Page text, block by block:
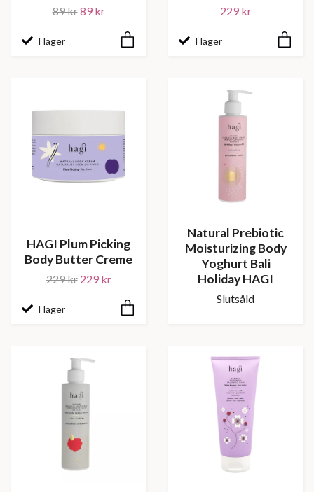
89 kr89 kr
I lager
229 kr
I lager
HAGI Plum Picking
Body Butter Creme
229 kr 229 kr
I lager
Natural Prebiotic
Moisturizing Body
Yoghurt Bali
Holiday HAGI
Slutsåld